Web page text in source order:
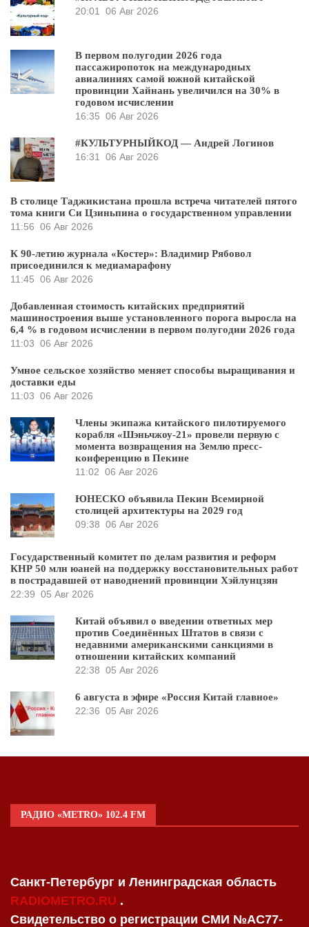
20:01
06 Авг 2026
В первом полугодии 2026 года
пассажиропоток на международных
авиалиниях самой южной китайской
провинции Хайнань увеличился на 30% в
годовом исчислении
16:35 06 Авг 2026
#КУЛЬТУРНЫЙКОД — Андрей Логинов
16:31
06 Авг 2026
В столице Таджикистана прошла встреча читателей пятого
тома книги Си Цзиньпина о государственном управлении
11:56 06 Авг 2026
К 90-летию журнала «Костер»: Владимир Рябовол
присоединился к медиамарафону
11:45 06 Авг 2026
Добавленная стоимость китайских предприятий
машиностроения выше установленного порога выросла на
6,4 % в годовом исчислении в первом полугодии 2026 года
11:03 06 Авг 2026
Умное сельское хозяйство меняет способы выращивания и
доставки еды
11:03 06 Авг 2026
Члены экипажа китайского пилотируемого
корабля «Шэньчжоу-21» провели первую с
момента возвращения на Землю пресс-
конференцию в Пекине
11:02 06 Авг 2026
ЮНЕСКО объявила Пекин Всемирной
столицей архитектуры на 2029 год
09:38 06 Авг 2026
Государственный комитет по делам развития и реформ
КНР 50 млн юаней на поддержку восстановительных работ
в пострадавшей от наводнений провинции Хэйлунцзян
22:39 05 Авг 2026
Китай объявил о введении ответных мер
против Соединённых Штатов в связи с
недавними американскими санкциями в
отношении китайских компаний
22:38 05 Авг 2026
6 августа в эфире «Россия Китай главное»
22:36 05 Авг 2026
РАДИО «METRO» 102.4 FM
Санкт-Петербург и Ленинградская область
RADIOMETRO.RU .
Свидетельство о регистрации СМИ №AC77-